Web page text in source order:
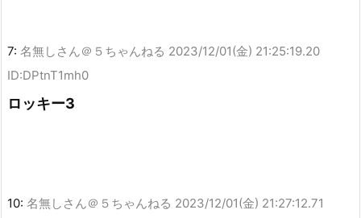
7: 名無しさん＠５ちゃんねる 2023/12/01(金) 21:25:19.20
ID:DPtnT1mh0
ロッキー3
10: 名無しさん＠５ちゃんねる 2023/12/01(金) 21:27:12.71